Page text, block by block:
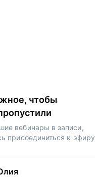
чтобы
вебинары в записи,
присоединиться к эфиру